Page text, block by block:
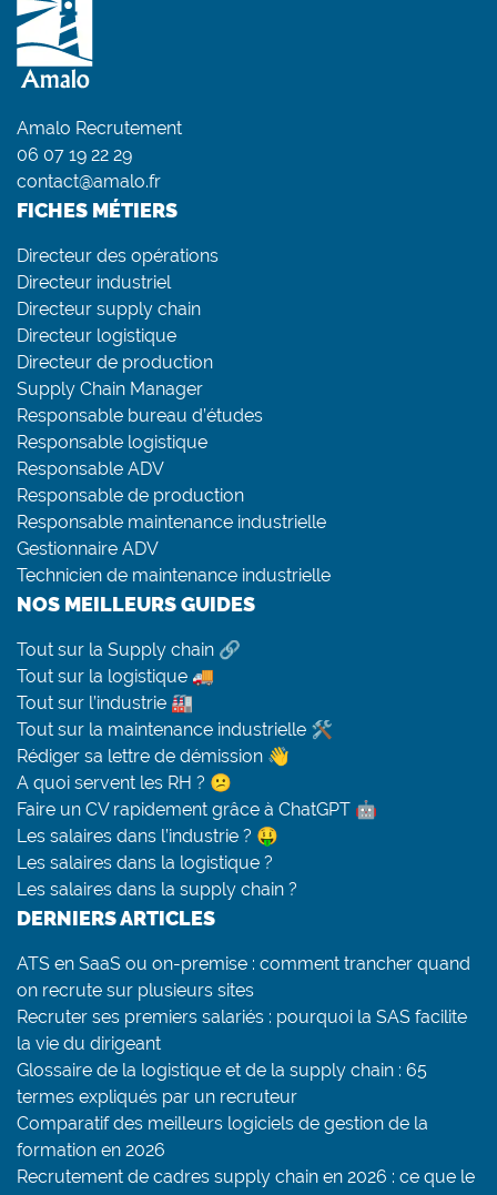
Amalo Recrutement
06 07 19 22 29
contact@amalo.fr
FICHES MÉTIERS
Directeur des opérations
Directeur industriel
Directeur supply chain
Directeur logistique
Directeur de production
Supply Chain Manager
Responsable bureau d’études
Responsable logistique
Responsable ADV
Responsable de production
Responsable maintenance industrielle
Gestionnaire ADV
Technicien de maintenance industrielle
NOS MEILLEURS GUIDES
Tout sur la Supply chain 🔗
Tout sur la logistique 🚚
Tout sur l’industrie 🏭
Tout sur la maintenance industrielle 🛠
Rédiger sa lettre de démission 👋
A quoi servent les RH ? 😕
Faire un CV rapidement grâce à ChatGPT 🤖
Les salaires dans l’industrie ? 🤑
Les salaires dans la logistique ?
Les salaires dans la supply chain ?
DERNIERS ARTICLES
ATS en SaaS ou on-premise : comment trancher quand
on recrute sur plusieurs sites
Recruter ses premiers salariés : pourquoi la SAS facilite
la vie du dirigeant
Glossaire de la logistique et de la supply chain : 65
termes expliqués par un recruteur
Comparatif des meilleurs logiciels de gestion de la
formation en 2026
Recrutement de cadres supply chain en 2026 : ce que le